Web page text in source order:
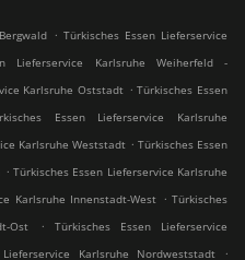
. Türkisches Essen Lieferservice
Lieferservice Karlsruhe Weiherfeld -
Karlsruhe Oststadt . Türkisches Essen
Essen Lieferservice Karlsruhe
Karlsruhe Weststadt . Türkisches Essen
. Türkisches Essen Lieferservice Karlsruhe
Karlsruhe Innenstadt-West . Türkisches
Ost
.
Türkisches Essen Lieferservice
Karlsruhe Nordweststadt
.